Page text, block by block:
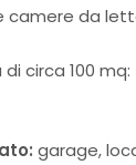
camere da
circa 100 mq:
garage,